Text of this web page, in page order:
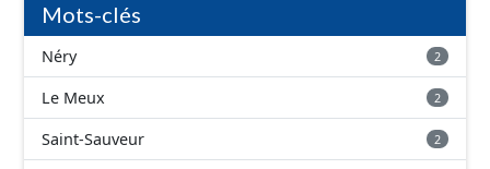
Mots-clés
Néry 2
Le Meux 2
Saint-Sauveur 2